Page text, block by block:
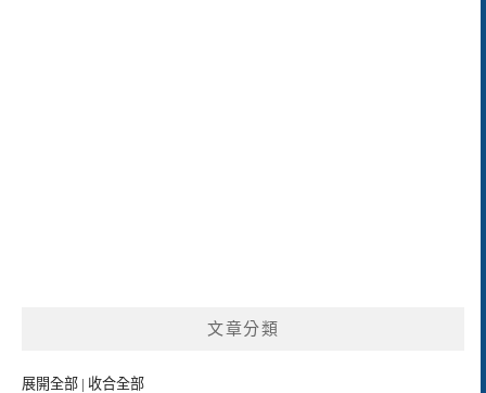
文章分類
展開全部 | 收合全部